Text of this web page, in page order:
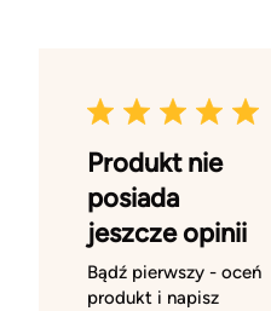
Produkt nie
posiada
jeszcze opinii
Bądź pierwszy - oceń
produkt i napisz